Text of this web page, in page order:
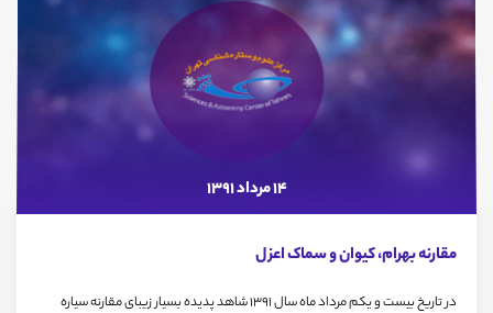
14 مرداد 1391
مقارنه بهرام، کیوان و سماک اعزل
در تاریخ بیست و یکم مرداد ماه سال 1391 شاهد پدیده بسیار زیبای مقارنه سیاره